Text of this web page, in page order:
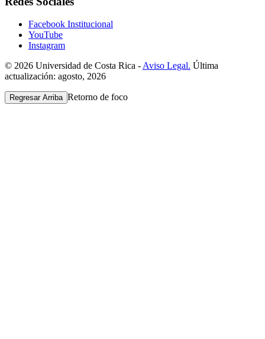
Facebook Institucional
YouTube
Instagram
© 2026 Universidad de Costa Rica - Aviso Legal. Última
actualización: agosto, 2026
Regresar Arriba Retorno de foco